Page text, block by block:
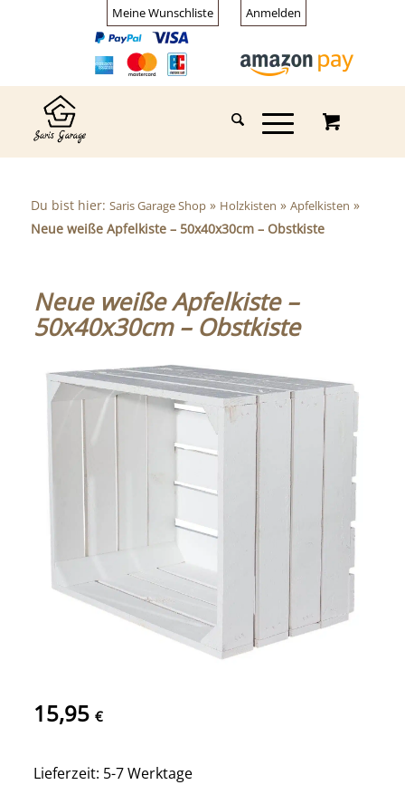
Meine Wunschliste Anmelden
Du bist hier: Saris Garage Shop» Holzkisten » Apfelkisten »
Neue weiße Apfelkiste – 50x40x30cm – Obstkiste
Neue weiße Apfelkiste –
50x40x30cm – Obstkiste
15,95 €
Lieferzeit: 5-7 Werktage